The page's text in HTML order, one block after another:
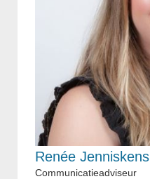
Renée Jenniskens
Communicatieadviseur